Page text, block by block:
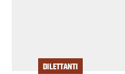
DILETTANTI